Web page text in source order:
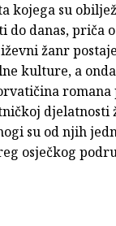
kojega su
danas, priča
žanr postaje
kulture, a
romana
djelatnosti
su od njih
osječkog